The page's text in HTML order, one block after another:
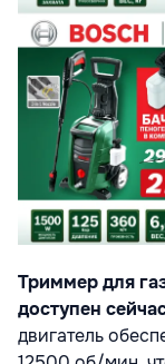
Триммер для
доступен
двигатель